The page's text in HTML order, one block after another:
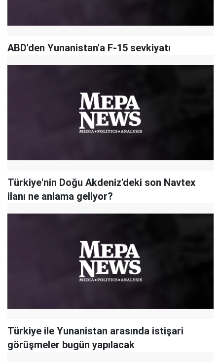
ABD'den Yunanistan'a F-15 sevkiyatı
Türkiye'nin Doğu Akdeniz'deki son Navtex
ilanı ne anlama geliyor?
Türkiye ile Yunanistan arasında istişari
görüşmeler bugün yapılacak